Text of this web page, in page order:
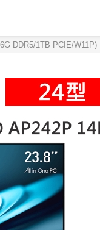
DDR5/1TB PCIE/W11P)